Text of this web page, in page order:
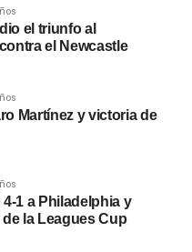
Fue 1-0 para los
todas formas, ambos
en un amistoso
1-1. Más allá de que
aquella jornada fue
ya que se impuso en la
el triunfo al
el Newcastle
Martínez y victoria de
4-1 a Philadelphia y
la Leagues Cup